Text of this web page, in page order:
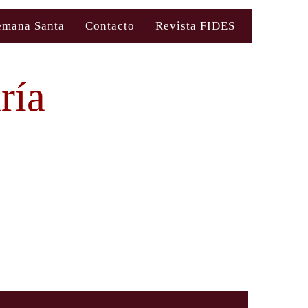
Santa Contacto Revista FIDES